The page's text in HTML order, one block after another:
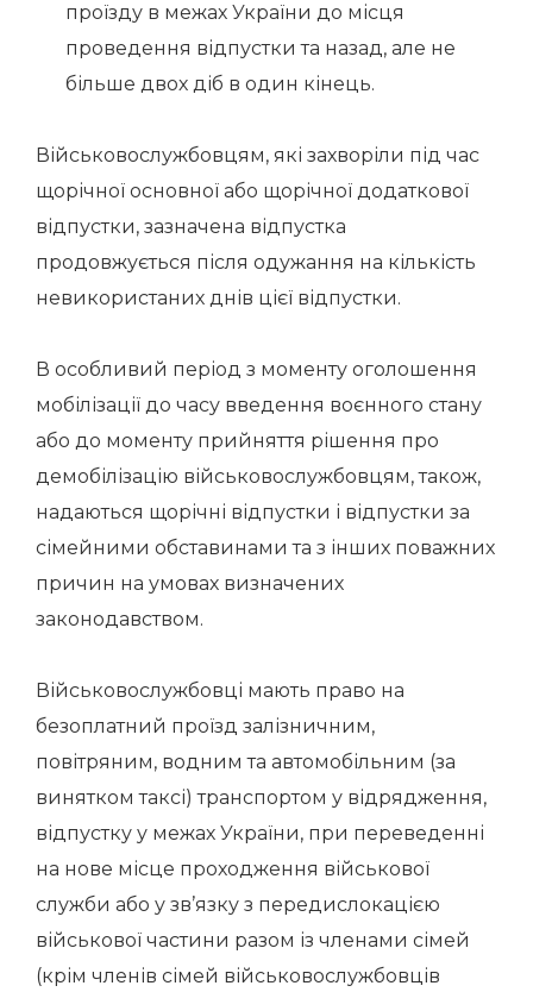
проїзду в межах України до місця
проведення відпустки та назад, але не
більше двох діб в один кінець.
Військовослужбовцям, які захворіли під час
щорічної основної або щорічної додаткової
відпустки, зазначена відпустка
продовжується після одужання на кількість
невикористаних днів цієї відпустки.
В особливий період з моменту оголошення
мобілізації до часу введення воєнного стану
або до моменту прийняття рішення про
демобілізацію військовослужбовцям, також,
надаються щорічні відпустки і відпустки за
сімейними обставинами та з інших поважних
причин на умовах визначених
законодавством.
Військовослужбовці мають право на
безоплатний проїзд залізничним,
повітряним, водним та автомобільним (за
винятком таксі) транспортом у відрядження,
відпустку у межах України, при переведенні
на нове місце проходження військової
служби або у зв’язку з передислокацією
військової частини разом із членами сімей
(крім членів сімей військовослужбовців